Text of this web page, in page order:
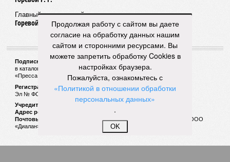
проблемной «Кувшинкой»
04/08
Житель Екатеринбурга по указанию мошенников
ограбил квартиру в Чебоксарах
ЕЩЕ НОВОСТИ
НОВОСТИ ПАРТНЕРОВ
Новости smi2.ru
Продолжая работу с сайтом вы даете
согласие на обработку данных нашим
сайтом и сторонними ресурсами. Вы
можете запретить обработку Cookies в
настройках браузера.
Пожалуйста, ознакомьтесь с
«Политикой в отношении обработки
персональных данных»
.
OK